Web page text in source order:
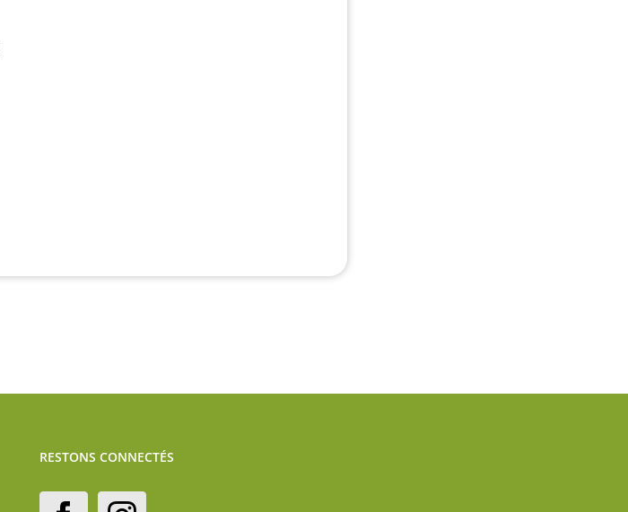
RESTONS CONNECTÉS